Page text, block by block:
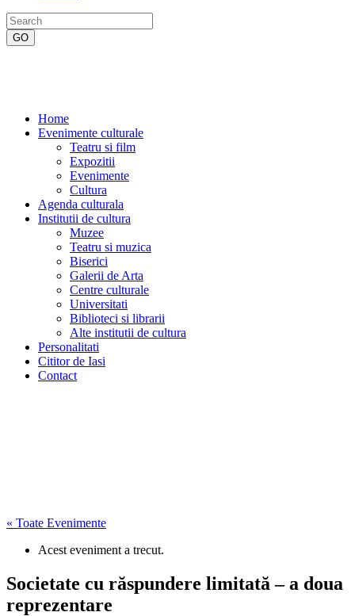
Home
Evenimente culturale
Teatru si film
Expozitii
Evenimente
Cultura
Agenda culturala
Institutii de cultura
Muzee
Teatru si muzica
Biserici
Galerii de Arta
Centre culturale
Universitati
Biblioteci si librarii
Alte institutii de cultura
Personalitati
Cititor de Iasi
Contact
« Toate Evenimente
Acest eveniment a trecut.
Societate cu răspundere limitată – a doua
reprezentare